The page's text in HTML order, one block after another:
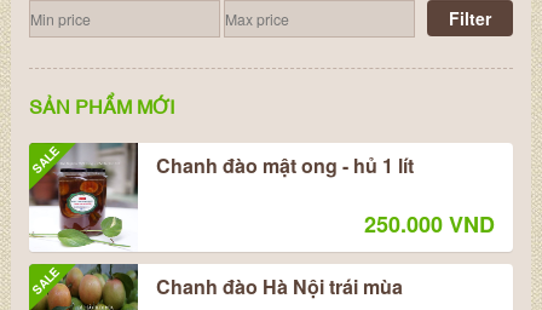
Filter
SẢN PHẨM MỚI
SALE Chanh đào mật ong - hủ 1 lít
250.000 VND
SALE Chanh đào Hà Nội trái mùa